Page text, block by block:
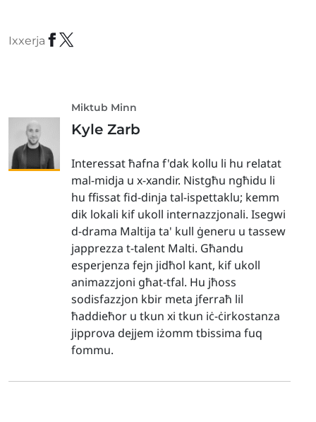
Ixxerja
Miktub Minn
Kyle Zarb
Interessat ħafna f'dak kollu li hu relatat
mal-midja u x-xandir. Nistgħu ngħidu li
hu ffissat fid-dinja tal-ispettaklu; kemm
dik lokali kif ukoll internazzjonali. Isegwi
d-drama Maltija ta' kull ġeneru u tassew
japprezza t-talent Malti. Għandu
esperjenza fejn jidħol kant, kif ukoll
animazzjoni għat-tfal. Hu jħoss
sodisfazzjon kbir meta jferraħ lil
ħaddieħor u tkun xi tkun iċ-ċirkostanza
jipprova dejjem iżomm tbissima fuq
fommu.